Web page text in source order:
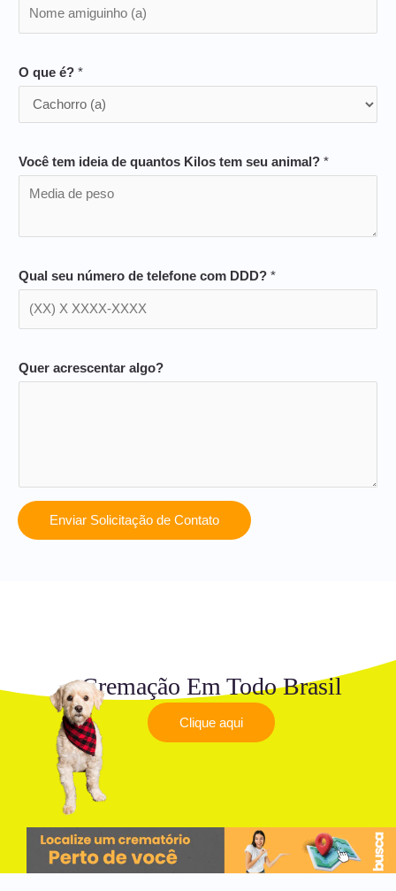
O que é? *
Você tem ideia de quantos Kilos tem seu animal? *
Qual seu número de telefone com DDD? *
Quer acrescentar algo?
Enviar Solicitação de Contato
Cremação Em Todo Brasil
Clique aqui